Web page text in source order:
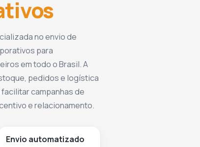
no envio de
para
em todo o Brasil. A
pedidos e logística
campanhas de
e relacionamento.
Envio automatizado